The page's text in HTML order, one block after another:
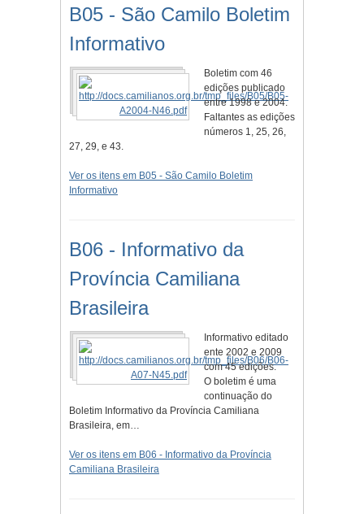
B05 - São Camilo Boletim
Informativo
Boletim com 46
edições publicado
entre 1998 e 2004.
Faltantes as edições
números 1, 25, 26,
27, 29, e 43.
Ver os itens em B05 - São Camilo Boletim
Informativo
B06 - Informativo da
Província Camiliana
Brasileira
Informativo editado
ente 2002 e 2009
com 45 edições.
O boletim é uma
continuação do
Boletim Informativo da Província Camiliana
Brasileira, em…
Ver os itens em B06 - Informativo da Província
Camiliana Brasileira